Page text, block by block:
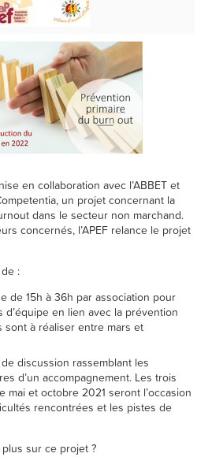
en collaboration avec l’ABBET et
un projet concernant la
dans le secteur non marchand.
concernés, l’APEF relance le projet
:
de 15h à 36h par association pour
d’équipe en lien avec la prévention
sont à réaliser entre mars et
discussion rassemblant les
d’un accompagnement. Les trois
mai et octobre 2021 seront l’occasion
rencontrées et les pistes de
sur ce projet ?